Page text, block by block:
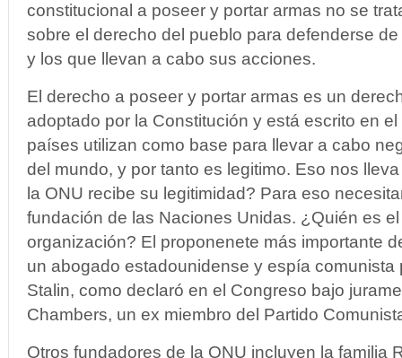
constitucional a poseer y portar armas no se
sobre el derecho del pueblo para defenderse
y los que llevan a cabo sus acciones.
El derecho a poseer y portar armas es un
adoptado por la Constitución y está escrito en
países utilizan como base para llevar a cabo
del mundo, y por tanto es legitimo. Eso nos
la ONU recibe su legitimidad? Para eso
fundación de las Naciones Unidas. ¿Quién es
organización? El proponenete más importante
un abogado estadounidense y espía comunista
Stalin, como declaró en el Congreso bajo
Chambers, un ex miembro del Partido
Otros fundadores de la ONU incluyen la familia